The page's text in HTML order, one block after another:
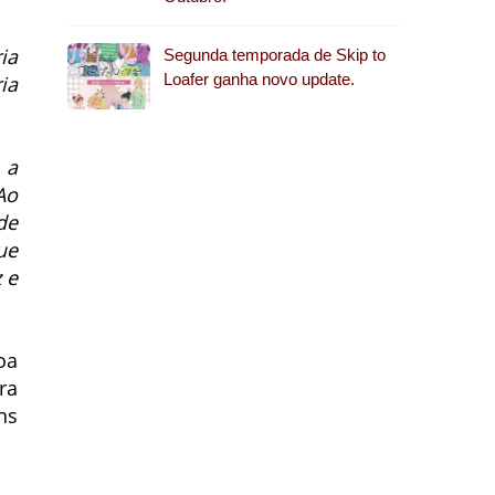
e
Segunda temporada de Skip to
Loafer ganha novo update.